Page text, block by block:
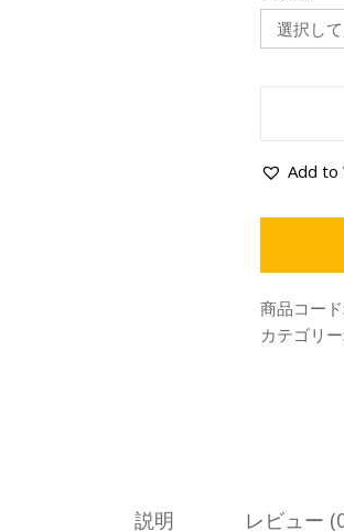
Add to
商品コード:
カテゴリー:
説明 レビュー